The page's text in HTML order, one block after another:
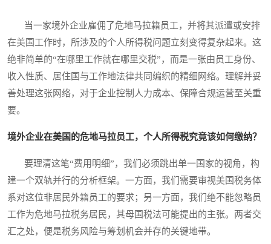
当一家境外企业雇佣了危地马拉籍员工，并将其派遣或安排
在美国工作时，所涉及的个人所得税问题立刻变得复杂起来。这
绝非简单的“在哪里工作就在哪里交税”，而是一张由员工身份、
收入性质、居住国与工作地法律共同编织的精细网络。理解并妥
善处理这张网络，对于企业控制人力成本、保障合规运营至关重
要。
境外企业在美国的危地马拉员工，个人所得税究竟该如何缴纳？
要理清这笔“费用明细”，我们必须跳出单一国家的视角，构
建一个双轨并行的分析框架。一方面，我们需要审视美国税务体
系对这位非居民外籍员工的要求；另一方面，我们绝不能忽略员
工作为危地马拉税务居民，其母国税法可能提出的主张。两者交
汇之处，便是税务风险与筹划机会并存的关键地带。